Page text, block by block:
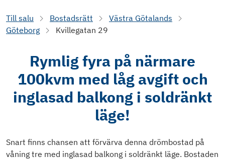
Till salu Bostadsrätt
Västra Götalands
Göteborg
Kvillegatan 29
Rymlig fyra på närmare
100kvm med låg avgift och
inglasad balkong i soldränkt
läge!
Snart finns chansen att förvärva denna drömbostad på
våning tre med inglasad balkong i soldränkt läge. Bostaden